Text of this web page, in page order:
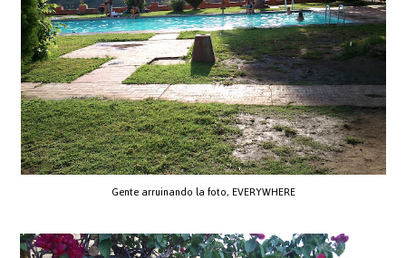
Gente arruinando la foto, EVERYWHERE